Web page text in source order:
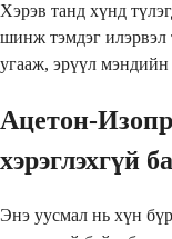
Хэрэв танд хүнд
шинж тэмдэг илэрвэл
угааж, эрүүл мэндийн
Ацетон-
хэрэглэхгүй
Энэ уусмал нь хүн